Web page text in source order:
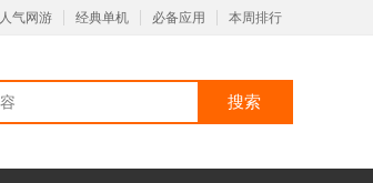
人气网游 经典单机 必备应用 本周排行